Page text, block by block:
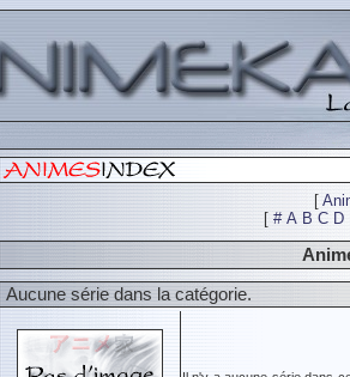
[
[ # A B C D
Aucune série dans la catégorie.